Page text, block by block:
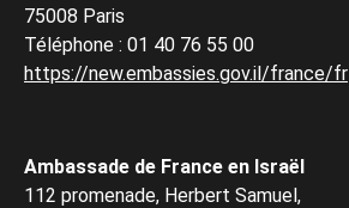
75008 Paris
Téléphone : 01 40 76 55 00
https://new.embassies.gov.il/france/fr
Ambassade de France en Israël
112 promenade, Herbert Samuel,